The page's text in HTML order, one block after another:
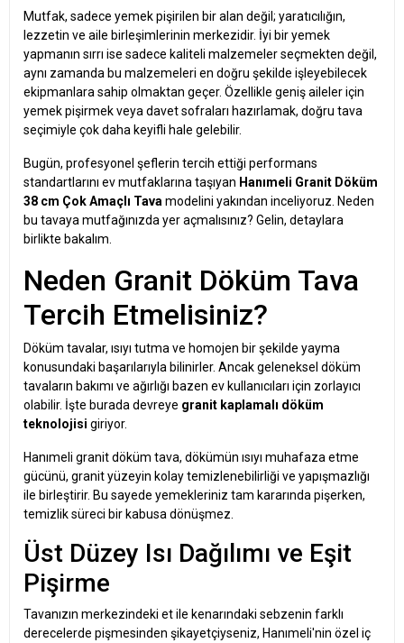
Mutfak, sadece yemek pişirilen bir alan değil; yaratıcılığın,
lezzetin ve aile birleşimlerinin merkezidir. İyi bir yemek
yapmanın sırrı ise sadece kaliteli malzemeler seçmekten değil,
aynı zamanda bu malzemeleri en doğru şekilde işleyebilecek
ekipmanlara sahip olmaktan geçer. Özellikle geniş aileler için
yemek pişirmek veya davet sofraları hazırlamak, doğru tava
seçimiyle çok daha keyifli hale gelebilir.
Bugün, profesyonel şeflerin tercih ettiği performans
standartlarını ev mutfaklarına taşıyan Hanımeli Granit Döküm
38 cm Çok Amaçlı Tava modelini yakından inceliyoruz. Neden
bu tavaya mutfağınızda yer açmalısınız? Gelin, detaylara
birlikte bakalım.
Neden Granit Döküm Tava
Tercih Etmelisiniz?
Döküm tavalar, ısıyı tutma ve homojen bir şekilde yayma
konusundaki başarılarıyla bilinirler. Ancak geleneksel döküm
tavaların bakımı ve ağırlığı bazen ev kullanıcıları için zorlayıcı
olabilir. İşte burada devreye granit kaplamalı döküm
teknolojisi giriyor.
Hanımeli granit döküm tava, dökümün ısıyı muhafaza etme
gücünü, granit yüzeyin kolay temizlenebilirliği ve yapışmazlığı
ile birleştirir. Bu sayede yemekleriniz tam kararında pişerken,
temizlik süreci bir kabusa dönüşmez.
Üst Düzey Isı Dağılımı ve Eşit
Pişirme
Tavanızın merkezindeki et ile kenarındaki sebzenin farklı
derecelerde pişmesinden şikayetçiyseniz, Hanımeli'nin özel iç